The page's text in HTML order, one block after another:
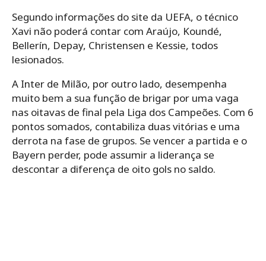
Segundo informações do site da UEFA, o técnico
Xavi não poderá contar com Araújo, Koundé,
Bellerín, Depay, Christensen e Kessie, todos
lesionados.
A Inter de Milão, por outro lado, desempenha
muito bem a sua função de brigar por uma vaga
nas oitavas de final pela Liga dos Campeões. Com 6
pontos somados, contabiliza duas vitórias e uma
derrota na fase de grupos. Se vencer a partida e o
Bayern perder, pode assumir a liderança se
descontar a diferença de oito gols no saldo.